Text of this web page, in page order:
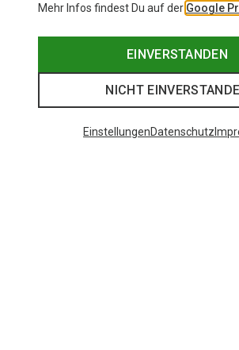
Mehr Infos findest Du auf der Google
EINVERSTANDEN
NICHT
EinstellungenDatenschutz